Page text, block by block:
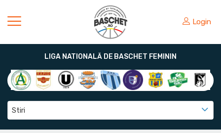
Login
LIGA NATIONALĂ DE BASCHET FEMININ
Stiri